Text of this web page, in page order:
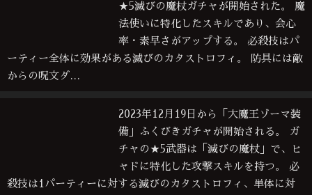
★5滅びの魔杖ガチャが開始された。 魔
法使いに特化したスキルであり、会心
率・素早さがアップする。 必殺技はパ
ーティー全体に効果がある滅びのカタストロフィ。 防具には敵
からの呪文ダ…
2023年12月19日から「大魔王ゾーマ装
備」ふくびきガチャが開始される。 ガ
チャの★5武器は「滅びの魔杖」で、ヒ
ャドに特化した攻撃スキルを持つ。 必
殺技は1パーティーに対する滅びのカタストロフィ、単体に対